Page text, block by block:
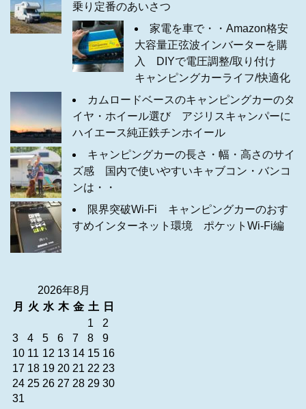
乗り定番のあいさつ
家電を車で・・Amazon格安
大容量正弦波インバーターを購
入 DIYで電圧調整/取り付け
キャンピングカーライフ/快適化
カムロードベースのキャンピングカーのタ
イヤ・ホイール選び アジリスキャンパーに
ハイエース純正鉄チンホイール
キャンピングカーの長さ・幅・高さのサイ
ズ感 国内で使いやすいキャブコン・バンコ
ンは・・
限界突破Wi-Fi キャンピングカーのおす
すめインターネット環境 ポケットWi-Fi編
2026年8月
月
火 水 木 金 土 日
1
2
3
4 5 6 7 8
9
10 11 12 13 14 15 16
17 18 19 20 21 22 23
24 25 26 27 28 29 30
31